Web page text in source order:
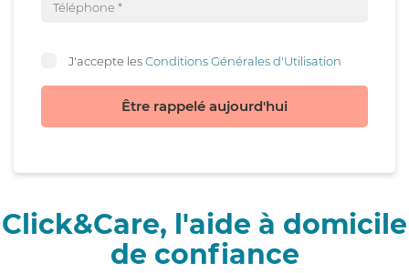
J'accepte lesConditions Générales d'Utilisation
Être rappelé aujourd'hui
Click&Care, l'aide à domicile
de confiance